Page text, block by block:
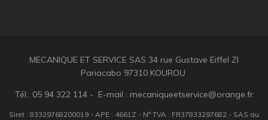
MECANIQUE ET SERVICE SAS 34 rue Gustave Eiffel ZI
Pariacabo 97310 KOUROU
Tél.: 05 94 322 114 - E-mail : mecaniqueetservice@orange.fr
Siret : 83329768200019 - APE : 4661Z - N° TVA : FR37833297682 - SAS au